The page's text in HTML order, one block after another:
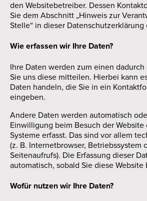
den Websitebetreiber. Dessen
Sie dem Abschnitt „Hinweis zur
Stelle“ in dieser Datenschutzerklärung
Wie erfassen wir Ihre Daten?
Ihre Daten werden zum einen dadurch
Sie uns diese mitteilen. Hierbei kann
Daten handeln, die Sie in ein
eingeben.
Andere Daten werden automatisch
Einwilligung beim Besuch der Website
Systeme erfasst. Das sind vor allem
(z. B. Internetbrowser, Betriebssystem
Seitenaufrufs). Die Erfassung dieser
automatisch, sobald Sie diese Website
Wofür nutzen wir Ihre Daten?